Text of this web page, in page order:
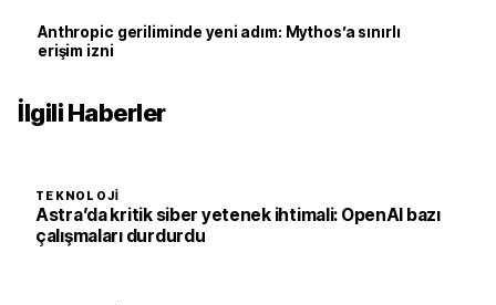
Anthropic geriliminde yeni adım: Mythos’a sınırlı
erişim izni
İlgili Haberler
TEKNOLOJI
Astra’da kritik siber yetenek ihtimali: OpenAI bazı
çalışmaları durdurdu